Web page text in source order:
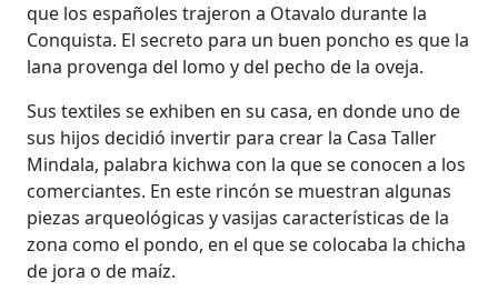
que los españoles trajeron a Otavalo durante la
Conquista. El secreto para un buen poncho es que la
lana provenga del lomo y del pecho de la oveja.
Sus textiles se exhiben en su casa, en donde uno de
sus hijos decidió invertir para crear la Casa Taller
Mindala, palabra kichwa con la que se conocen a los
comerciantes. En este rincón se muestran algunas
piezas arqueológicas y vasijas características de la
zona como el pondo, en el que se colocaba la chicha
de jora o de maíz.